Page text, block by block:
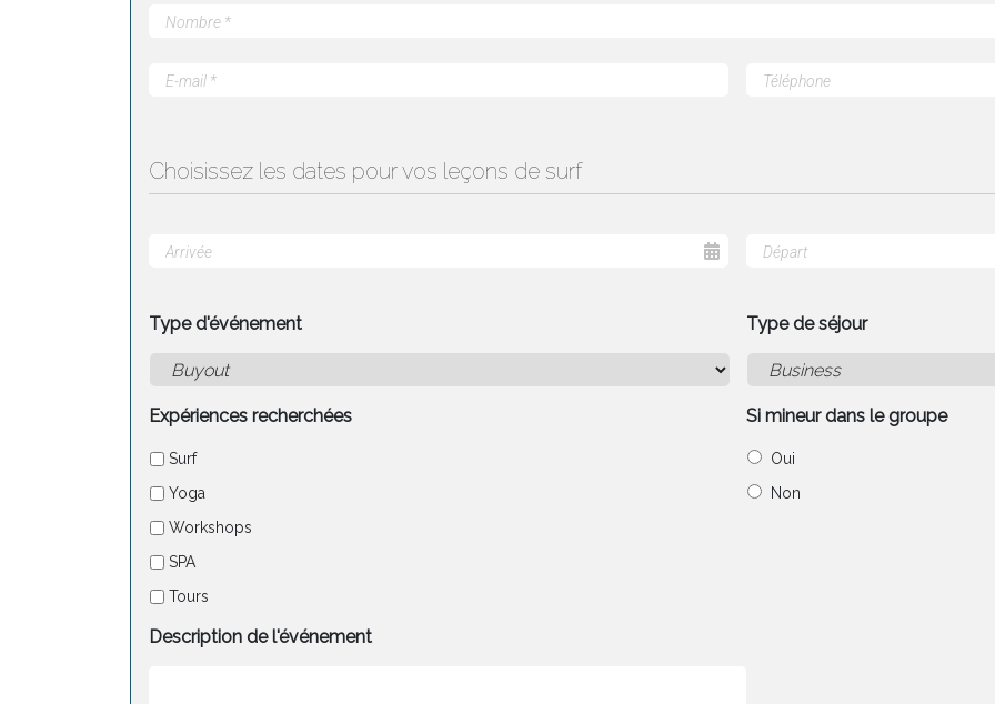
Choisissez les dates pour vos leçons de surf
Type d'événement Type de séjour
Expériences recherchées
Surf
Yoga
Workshops
SPA
Tours
Si mineur dans le groupe
Oui
Non
Description de l'événement